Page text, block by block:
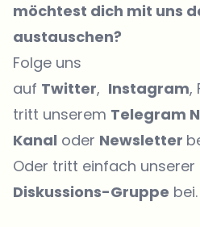
möchtest dich mit uns
austauschen?
Folge uns
auf Twitter, Instagram,
tritt unserem Telegram
Kanal oder Newsletter
Oder tritt einfach unserer
Diskussions-Gruppe bei.